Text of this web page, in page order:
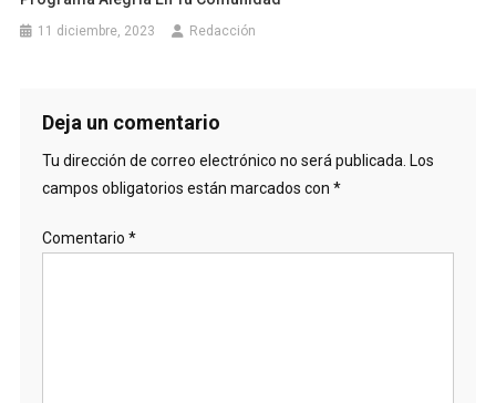
11 diciembre, 2023 Redacción
Deja un comentario
Tu dirección de correo electrónico no será publicada. Los
campos obligatorios están marcados con *
Comentario *